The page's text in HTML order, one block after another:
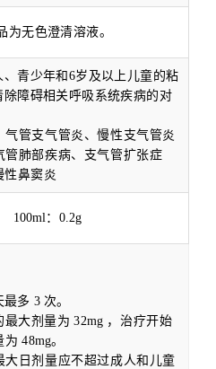
为无色澄清溶液。
青少年和 6岁及以上儿童的粘
障碍相关呼吸系统疾病的对
气管支气管炎、慢性支气管炎
管肺部疾病、支气管扩张症
性鼻窦炎
100ml： 0.2g
最多 3 次。
最大剂量为 32mg ，治疗开始
为 48mg。
大日剂量应不超过成人和儿童